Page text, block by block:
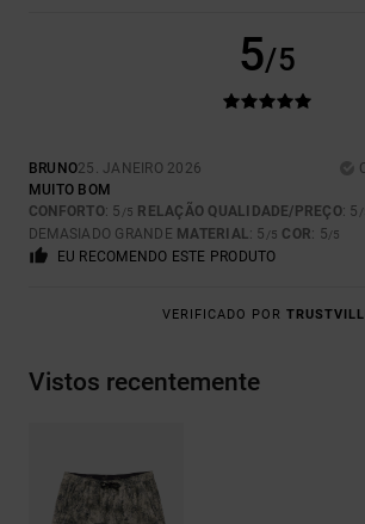
5/5
BRUNO25. JANEIRO 2026
MUITO BOM
CONFORTO: 5 /5 RELAÇÃO QUALIDADE/PREÇO: 5 /
DEMASIADO GRANDE MATERIAL: 5 /5 COR: 5/5
EU RECOMENDO ESTE PRODUTO
VERIFICADO POR
Vistos recentemente